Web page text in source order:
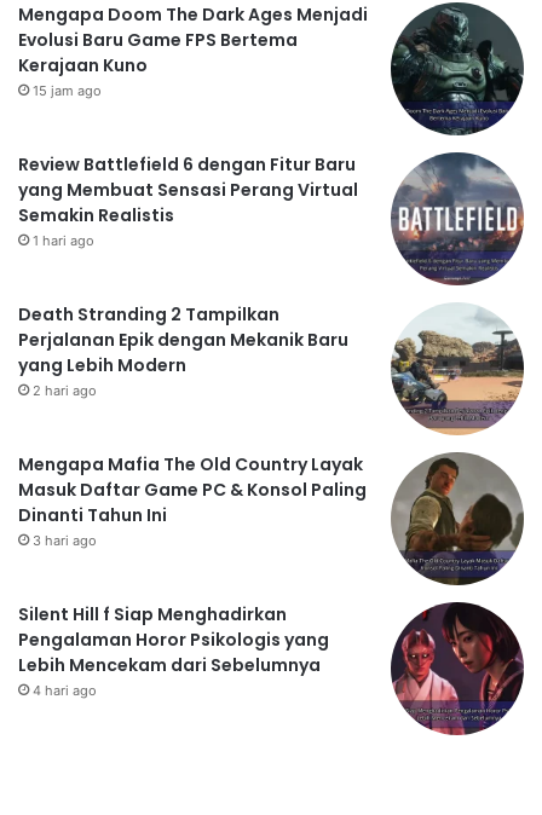
Mengapa Doom The Dark Ages Menjadi
Evolusi Baru Game FPS Bertema
Kerajaan Kuno
15 jam ago
Review Battlefield 6 dengan Fitur Baru
yang Membuat Sensasi Perang Virtual
Semakin Realistis
1 hari ago
Death Stranding 2 Tampilkan
Perjalanan Epik dengan Mekanik Baru
yang Lebih Modern
2 hari ago
Mengapa Mafia The Old Country Layak
Masuk Daftar Game PC & Konsol Paling
Dinanti Tahun Ini
3 hari ago
Silent Hill f Siap Menghadirkan
Pengalaman Horor Psikologis yang
Lebih Mencekam dari Sebelumnya
4 hari ago